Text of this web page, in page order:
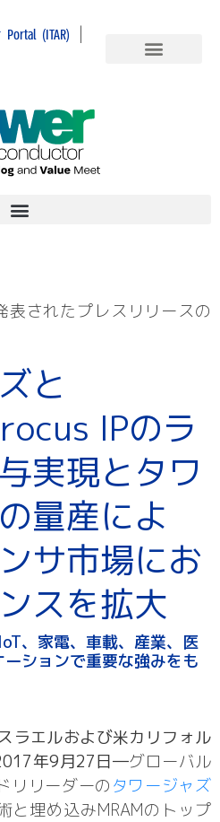
(ITAR) |
されたプレスリリースの
と
IPのラ
実現とタワ
量産によ
サ市場にお
スを拡大
、家電、車載、産業、医
ションで重要な強みをも
ラエルおよび米カリフォル
年9月27日―グローバル
リリーダーの タワージャズ
と埋め込みMRAMのトップ